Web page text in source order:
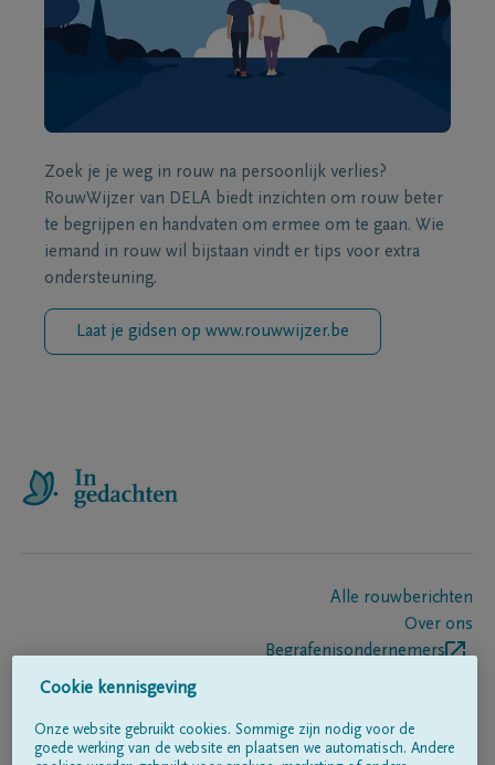
Zoek je je weg in rouw na persoonlijk verlies?
RouwWijzer van DELA biedt inzichten om rouw beter
te begrijpen en handvaten om ermee om te gaan. Wie
iemand in rouw wil bijstaan vindt er tips voor extra
ondersteuning.
Laat je gidsen op www.rouwwijzer.be
Alle rouwberichten
Over ons
Begrafenisondernemers
Volg ons op
Cookie kennisgeving
Onze website gebruikt cookies. Sommige zijn nodig voor de
goede werking van de website en plaatsen we automatisch. Andere